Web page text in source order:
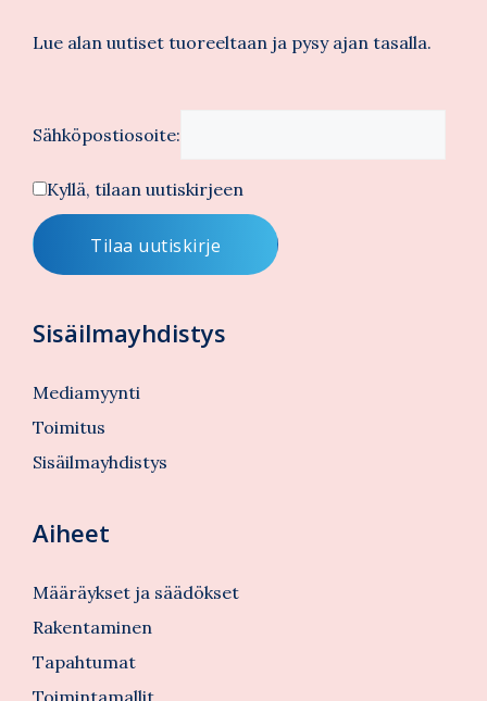
Lue alan uutiset tuoreeltaan ja pysy ajan tasalla.
Sähköpostiosoite:
Kyllä, tilaan uutiskirjeen
Sisäilmayhdistys
Mediamyynti
Toimitus
Sisäilmayhdistys
Aiheet
Määräykset ja säädökset
Rakentaminen
Tapahtumat